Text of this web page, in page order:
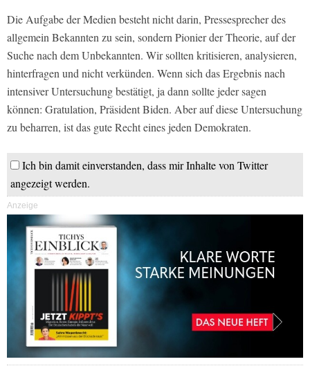
Die Aufgabe der Medien besteht nicht darin, Pressesprecher des
allgemein Bekannten zu sein, sondern Pionier der Theorie, auf der
Suche nach dem Unbekannten. Wir sollten kritisieren, analysieren,
hinterfragen und nicht verkünden. Wenn sich das Ergebnis nach
intensiver Untersuchung bestätigt, ja dann sollte jeder sagen
können: Gratulation, Präsident Biden. Aber auf diese Untersuchung
zu beharren, ist das gute Recht eines jeden Demokraten.
Ich bin damit einverstanden, dass mir Inhalte von Twitter
angezeigt werden.
Anzeige